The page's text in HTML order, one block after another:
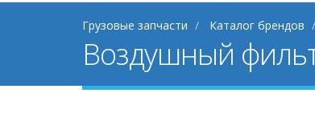
Грузовые запчасти Каталог брендов
Воздушный